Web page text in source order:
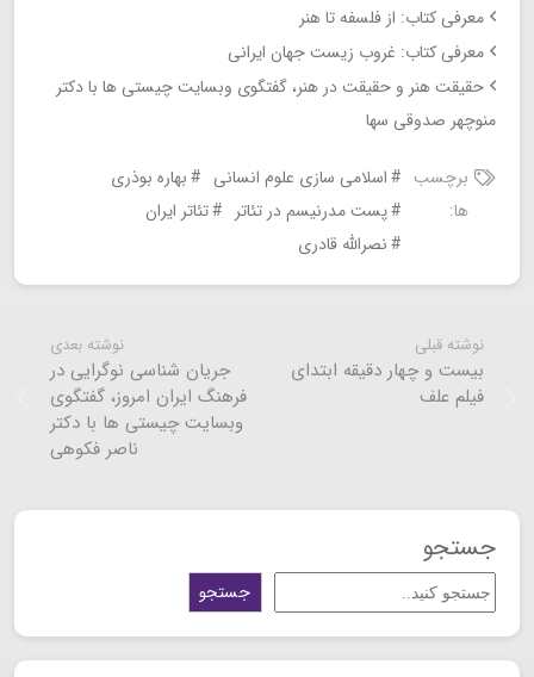
معرفی کتاب: از فلسفه تا هنر
معرفی کتاب: غروب زیست جهان ایرانی
حقیقت هنر و حقیقت در هنر، گفتگوی وبسایت چیستی ها با دکتر
منوچهر صدوقی سها
برچسب
ها:
اسلامی سازی علوم انسانی
بهاره بوذری
پست مدرنیسم در تئاتر
تئاتر ایران
نصرالله قادری
نوشته قبلی
بیست و چهار دقیقه ابتدای
فیلم علف
نوشته بعدی
جریان شناسی نوگرایی در
فرهنگ ایران امروز، گفتگوی
وبسایت چیستی ها با دکتر
ناصر فکوهی
جستجو
جستجو